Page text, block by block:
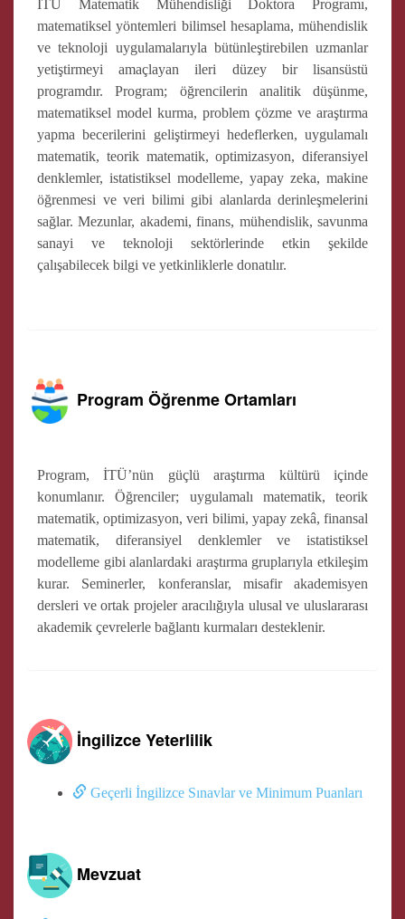
İTÜ Matematik Mühendisliği Doktora Programı,
matematiksel yöntemleri bilimsel hesaplama, mühendislik
ve teknoloji uygulamalarıyla bütünleştirebilen uzmanlar
yetiştirmeyi amaçlayan ileri düzey bir lisansüstü
programdır. Program; öğrencilerin analitik düşünme,
matematiksel model kurma, problem çözme ve araştırma
yapma becerilerini geliştirmeyi hedeflerken, uygulamalı
matematik, teorik matematik, optimizasyon, diferansiyel
denklemler, istatistiksel modelleme, yapay zeka, makine
öğrenmesi ve veri bilimi gibi alanlarda derinleşmelerini
sağlar. Mezunlar, akademi, finans, mühendislik, savunma
sanayi ve teknoloji sektörlerinde etkin şekilde
çalışabilecek bilgi ve yetkinliklerle donatılır.
Program Öğrenme Ortamları
Program, İTÜ’nün güçlü araştırma kültürü içinde
konumlanır. Öğrenciler; uygulamalı matematik, teorik
matematik, optimizasyon, veri bilimi, yapay zekâ, finansal
matematik, diferansiyel denklemler ve istatistiksel
modelleme gibi alanlardaki araştırma gruplarıyla etkileşim
kurar. Seminerler, konferanslar, misafir akademisyen
dersleri ve ortak projeler aracılığıyla ulusal ve uluslararası
akademik çevrelerle bağlantı kurmaları desteklenir.
İngilizce Yeterlilik
Geçerli İngilizce Sınavlar ve Minimum Puanları
Mevzuat